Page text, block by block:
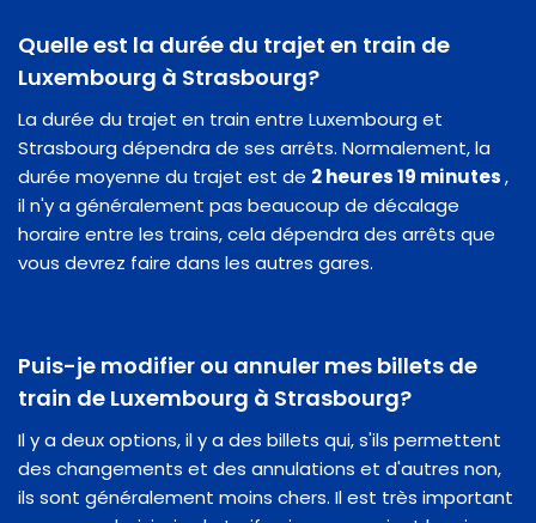
Quelle est la durée du trajet en train de
Luxembourg à Strasbourg?
La durée du trajet en train entre Luxembourg et
Strasbourg dépendra de ses arrêts. Normalement, la
durée moyenne du trajet est de 2 heures 19 minutes,
il n'y a généralement pas beaucoup de décalage
horaire entre les trains, cela dépendra des arrêts que
vous devrez faire dans les autres gares.
Puis-je modifier ou annuler mes billets de
train de Luxembourg à Strasbourg?
Il y a deux options, il y a des billets qui, s'ils permettent
des changements et des annulations et d'autres non,
ils sont généralement moins chers. Il est très important